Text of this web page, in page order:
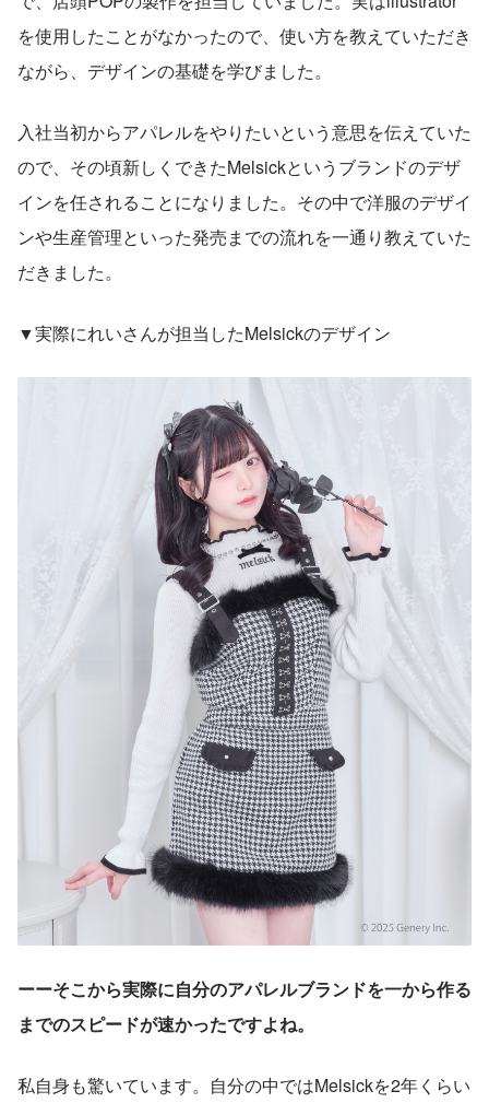
を使用したことがなかったので、使い方を教えていただき
ながら、デザインの基礎を学びました。
入社当初からアパレルをやりたいという意思を伝えていた
ので、その頃新しくできたMelsickというブランドのデザ
インを任されることになりました。その中で洋服のデザイ
ンや生産管理といった発売までの流れを一通り教えていた
だきました。
▼実際にれいさんが担当したMelsickのデザイン
ーーそこから実際に自分のアパレルブランドを一から作る
までのスピードが速かったですよね。
私自身も驚いています。自分の中ではMelsickを2年くらい